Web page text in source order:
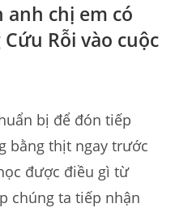
anh chị em có
Rỗi vào cuộc
bị để đón tiếp
bằng thịt ngay trước
được điều gì từ
chúng ta tiếp nhận